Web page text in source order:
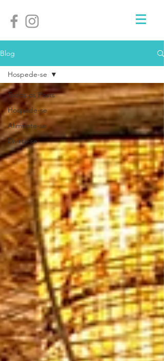
Blog
Todos os Posts
Hospede-se
Alimente-se
Divirta-se
Hospede-se